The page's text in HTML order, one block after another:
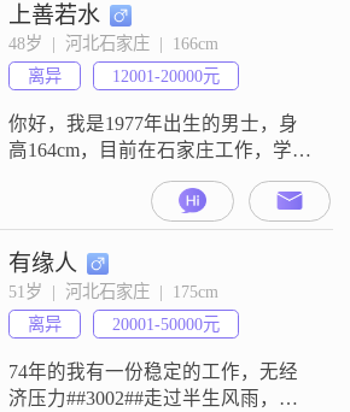
上善若水
48岁  |  河北石家庄  |  166cm
离异
12001-20000元
你好，我是1977年出生的男士，身
高164cm，目前在石家庄工作，学历
是大学本科，月收入在12001到
20000元之间##3002##我的性格稳重
可靠，平时比较情绪稳定，遇到问
题会直接沟通，拒绝冷战##3002##
对待感情和生活，我一直坚持真诚
相待，不玩虚的##3002##我比较看
重家庭，觉得家庭是生活里很重要
的一部分
有缘人
51岁  |  河北石家庄  |  175cm
离异
20001-50000元
74年的我有一份稳定的工作，无经
济压力##3002##走过半生风雨，历